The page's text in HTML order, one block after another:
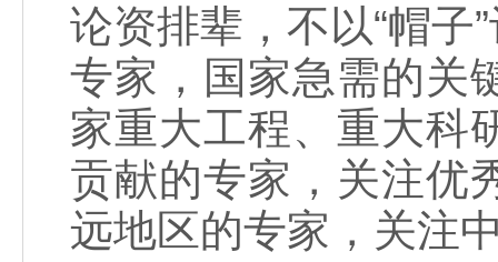
论资排辈，不以“帽子
专家，国家急需的关
家重大工程、重大科
贡献的专家，关注优
远地区的专家，关注